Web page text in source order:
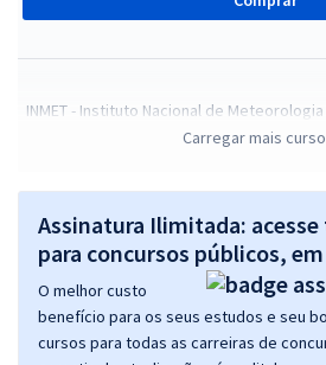
INMET - Instituto Nacional de
e Gerais para os Cargos de
Economize R$
Comprar
Carregar mais
Assinatura Ilimitada:
para concursos públicos,
O melhor custo
benefício para os seus estudos e seu
cursos para todas as carreiras de